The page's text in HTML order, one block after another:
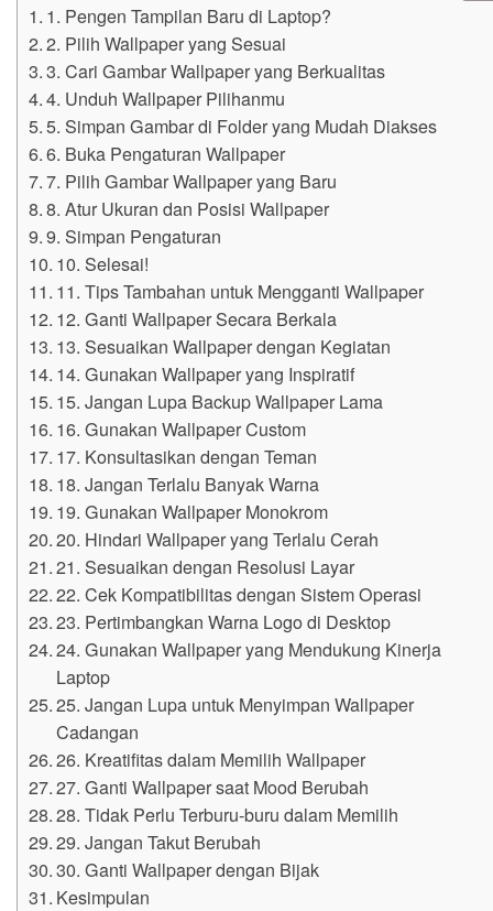
1. Pengen Tampilan Baru di Laptop?
2. Pilih Wallpaper yang Sesuai
3. Cari Gambar Wallpaper yang Berkualitas
4. Unduh Wallpaper Pilihanmu
5. Simpan Gambar di Folder yang Mudah Diakses
6. Buka Pengaturan Wallpaper
7. Pilih Gambar Wallpaper yang Baru
8. Atur Ukuran dan Posisi Wallpaper
9. Simpan Pengaturan
10. Selesai!
11. Tips Tambahan untuk Mengganti Wallpaper
12. Ganti Wallpaper Secara Berkala
13. Sesuaikan Wallpaper dengan Kegiatan
14. Gunakan Wallpaper yang Inspiratif
15. Jangan Lupa Backup Wallpaper Lama
16. Gunakan Wallpaper Custom
17. Konsultasikan dengan Teman
18. Jangan Terlalu Banyak Warna
19. Gunakan Wallpaper Monokrom
20. Hindari Wallpaper yang Terlalu Cerah
21. Sesuaikan dengan Resolusi Layar
22. Cek Kompatibilitas dengan Sistem Operasi
23. Pertimbangkan Warna Logo di Desktop
24. Gunakan Wallpaper yang Mendukung Kinerja
Laptop
25. Jangan Lupa untuk Menyimpan Wallpaper
Cadangan
26. Kreatifitas dalam Memilih Wallpaper
27. Ganti Wallpaper saat Mood Berubah
28. Tidak Perlu Terburu-buru dalam Memilih
29. Jangan Takut Berubah
30. Ganti Wallpaper dengan Bijak
Kesimpulan